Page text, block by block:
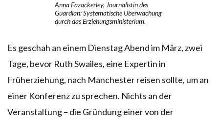
Anna Fazackerley, Journalistin des
Guardian: Systematische Überwachung
durch das Erziehungsministerium.
Es geschah an einem Dienstag Abend im März, zwei
Tage, bevor Ruth Swailes, eine Expertin in
Früherziehung, nach Manchester reisen sollte, um an
einer Konferenz zu sprechen. Nichts an der
Veranstaltung – die Gründung einer von der